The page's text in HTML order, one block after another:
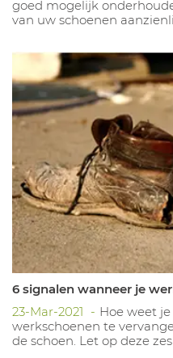
goed mogelijk
van uw schoenen
6 signalen wanneer je
23-Mar-2021
Hoe weet
werkschoenen te
de schoen. Let op deze